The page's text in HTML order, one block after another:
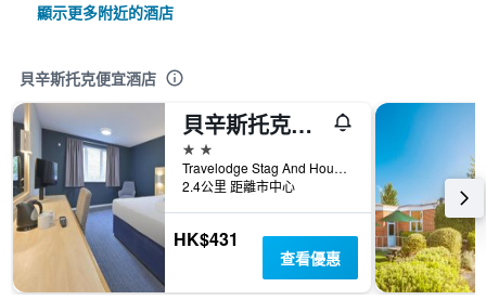
顯示更多附近的酒店
貝辛斯托克便宜酒店
貝辛斯托克旅客之家飯店
2星級
Travelodge Stag And Hound Winchester Road, 貝辛斯托克, 英國
2.4公里 距離市中心
HK$431
查看優惠